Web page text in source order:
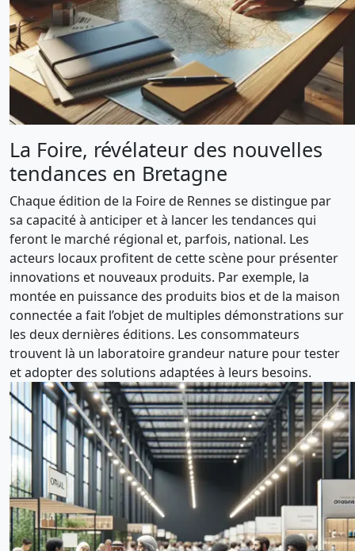
La Foire, révélateur des nouvelles
tendances en Bretagne
Chaque édition de la Foire de Rennes se distingue par
sa capacité à anticiper et à lancer les tendances qui
feront le marché régional et, parfois, national. Les
acteurs locaux profitent de cette scène pour présenter
innovations et nouveaux produits. Par exemple, la
montée en puissance des produits bios et de la maison
connectée a fait l’objet de multiples démonstrations sur
les deux dernières éditions. Les consommateurs
trouvent là un laboratoire grandeur nature pour tester
et adopter des solutions adaptées à leurs besoins.